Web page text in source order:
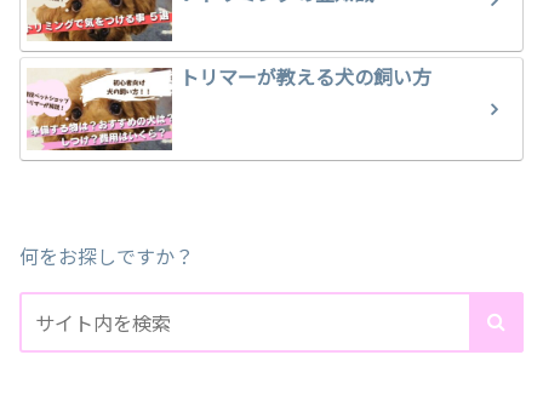
トリマーが教える犬の飼い方
何をお探しですか？